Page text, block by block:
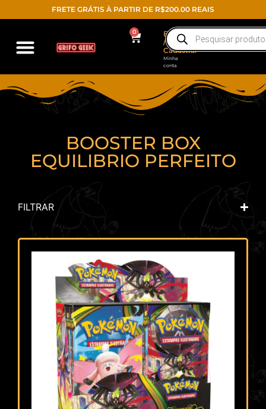
FRETE GRÁTIS À PARTIR DE R$200.00 REAIS
0
Entrar
/
Cadastrar
Minha
conta
BOOSTER BOX
EQUILIBRIO PERFEITO
FILTRAR